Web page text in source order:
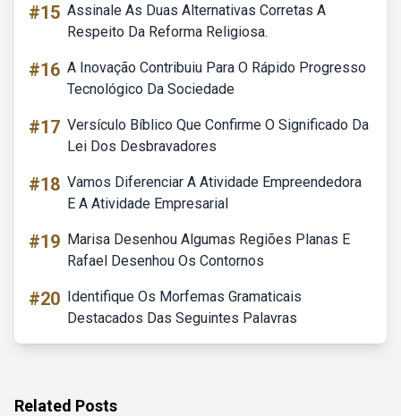
#15 Assinale As Duas Alternativas Corretas A
Respeito Da Reforma Religiosa.
#16 A Inovação Contribuiu Para O Rápido Progresso
Tecnológico Da Sociedade
#17 Versículo Bíblico Que Confirme O Significado Da
Lei Dos Desbravadores
#18 Vamos Diferenciar A Atividade Empreendedora
E A Atividade Empresarial
#19 Marisa Desenhou Algumas Regiões Planas E
Rafael Desenhou Os Contornos
#20 Identifique Os Morfemas Gramaticais
Destacados Das Seguintes Palavras
Related Posts